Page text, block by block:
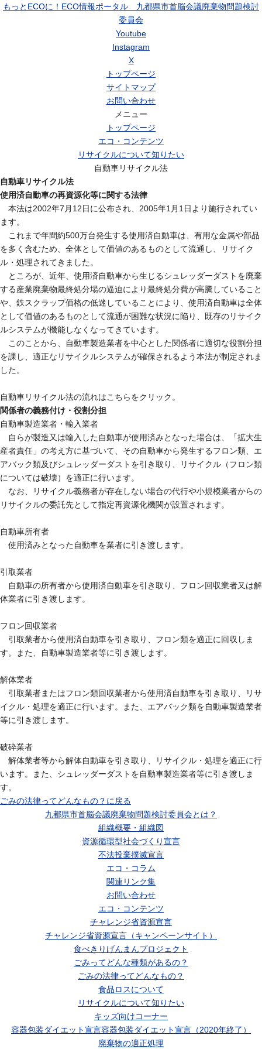
もっとECOに！ECO情報ポータル 九都県市首脳会議廃棄物問題検討
委員会
Youtube
Instagram
X
トップページ
サイトマップ
お問い合わせ
メニュー
トップページ
エコ・コンテンツ
リサイクルについて知りたい
自動車リサイクル法
自動車リサイクル法
使用済自動車の再資源化等に関する法律
本法は2002年7月12日に公布され、2005年1月1日より施行されてい
ます。
これまで年間約500万台発生する使用済自動車は、有用な金属や部品
を多く含むため、全体として価値のあるものとして流通し、リサイク
ル・処理されてきました。
ところが、近年、使用済自動車から生じるシュレッダーダストを廃棄
する産業廃棄物最終処分場の逼迫により最終処分費が高騰していること
や、鉄スクラップ価格の低迷していることにより、使用済自動車は全体
として価値のあるものとして流通が困難な状況に陥り、既存のリサイク
ルシステムが機能しなくなってきています。
このことから、自動車製造業者を中心とした関係者に適切な役割分担
を課し、適正なリサイクルシステムが確保されるよう本法が制定されま
した。
自動車リサイクル法の流れはこちらをクリック。
関係者の義務付け・役割分担
自動車製造業者・輸入業者
自らが製造又は輸入した自動車が使用済みとなった場合は、「拡大生
産者責任」の考え方に基づいて、その自動車から発生するフロン類、エ
アバック類及びシュレッダーダストを引き取り、リサイクル（フロン類
については破壊）を適正に行います。
なお、リサイクル義務者が存在しない場合の代行や小規模業者からの
リサイクルの委託先として指定再資源化機関が設置されます。
自動車所有者
使用済みとなった自動車を業者に引き渡します。
引取業者
自動車の所有者から使用済自動車を引き取り、フロン回収業者又は解
体業者に引き渡します。
フロン回収業者
引取業者から使用済自動車を引き取り、フロン類を適正に回収しま
す。また、自動車製造業者等に引き渡します。
解体業者
引取業者またはフロン類回収業者から使用済自動車を引き取り、リサ
イクル・処理を適正に行います。また、エアバック類を自動車製造業者
等に引き渡します。
破砕業者
解体業者等から解体自動車を引き取り、リサイクル・処理を適正に行
います。また、シュレッダーダストを自動車製造業者等に引き渡しま
す。
ごみの法律ってどんなもの？に戻る
九都県市首脳会議廃棄物問題検討委員会とは？
組織概要・組織図
資源循環型社会づくり宣言
不法投棄撲滅宣言
エコ・コラム
関連リンク集
お問い合わせ
エコ・コンテンツ
チャレンジ省資源宣言
チャレンジ省資源宣言（キャンペーンサイト）
食べきりげんまんプロジェクト
ごみってどんな種類があるの？
ごみの法律ってどんなもの？
食品ロスについて
リサイクルについて知りたい
キッズ向けコーナー
容器包装ダイエット宣言容器包装ダイエット宣言（2020年終了）
廃棄物の適正処理